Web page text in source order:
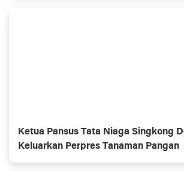
Ketua Pansus Tata Niaga Singkong
Keluarkan Perpres Tanaman Pangan